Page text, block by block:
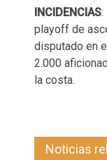
INCIDENCIAS:
playoff de
disputado en
2.000
la costa.
Noticias